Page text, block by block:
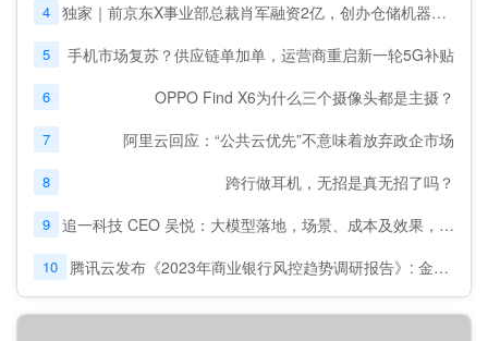
4 独家｜前京东X事业部总裁肖军融资2亿，创办仓储机器人公司
5 手机市场复苏？供应链单加单，运营商重启新一轮5G补贴
6 OPPO Find X6为什么三个摄像头都是主摄？
7 阿里云回应：“公共云优先”不意味着放弃政企市场
8 跨行做耳机，无招是真无招了吗？
9 追一科技 CEO 吴悦：大模型落地，场景、成本及效果，缺一不可
10 腾讯云发布《2023年商业银行风控趋势调研报告》: 金融风控迈入“模型对抗”时代